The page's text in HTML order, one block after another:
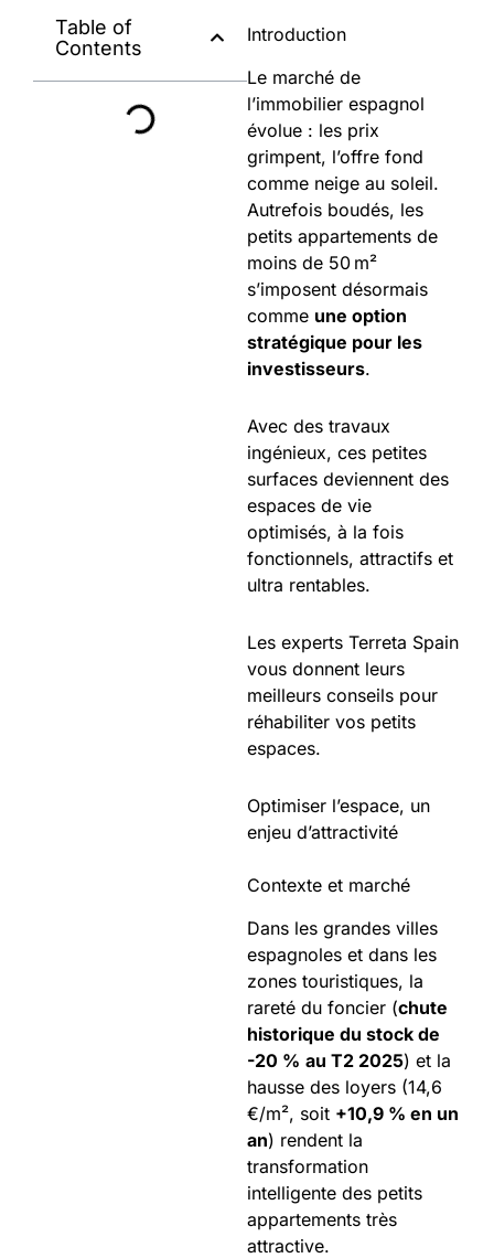
Table of
Contents
Introduction
Le marché de
l’immobilier espagnol
évolue : les prix
grimpent, l’offre fond
comme neige au soleil.
Autrefois boudés, les
petits appartements de
moins de 50 m²
s’imposent désormais
comme une option
stratégique pour les
investisseurs.
Avec des travaux
ingénieux, ces petites
surfaces deviennent des
espaces de vie
optimisés, à la fois
fonctionnels, attractifs et
ultra rentables.
Les experts Terreta Spain
vous donnent leurs
meilleurs conseils pour
réhabiliter vos petits
espaces.
Optimiser l’espace, un
enjeu d’attractivité
Contexte et marché
Dans les grandes villes
espagnoles et dans les
zones touristiques, la
rareté du foncier (chute
historique du stock de
-20 % au T2 2025) et la
hausse des loyers (14,6
€/m², soit +10,9 % en un
an) rendent la
transformation
intelligente des petits
appartements très
attractive.